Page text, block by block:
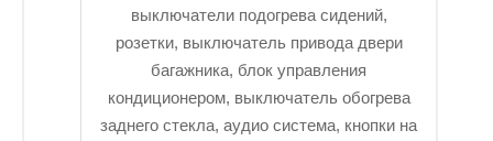
выключатели подогрева сидений,
розетки, выключатель привода двери
багажника, блок управления
кондиционером, выключатель обогрева
заднего стекла, аудио система, кнопки на